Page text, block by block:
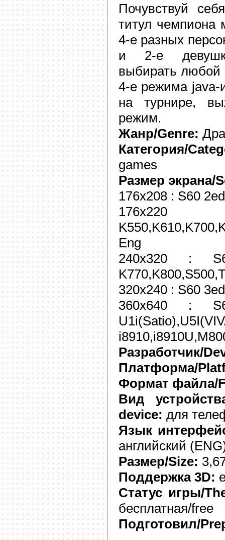
Почувствуй
титул чемпиона
4-е разных
и 2-е
выбирать любой
4-е режима java-
на турнире,
режим.
Жанр/Genre:
Категория/
games
Размер экрана/
176x208 : S60
Eng
240x320 :
320x240 : S60
360x640 :
Разработчик/
Платформа/
Формат файла/
Вид
device: для
Язык
английский
Размер/Size:
Поддержка 3D:
Статус игры/
бесплатная/free
Подготовил/